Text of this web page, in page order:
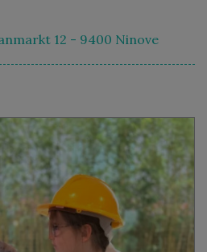
12 - 9400 Ninove